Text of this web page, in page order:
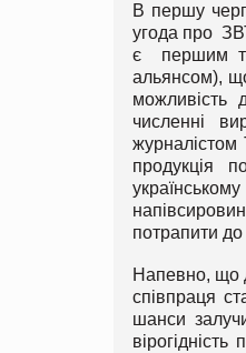
В першу
угода про
є першим
альянсом),
можливість
численні
продукція
потрапити
Напевно, що
співпраця
шанси